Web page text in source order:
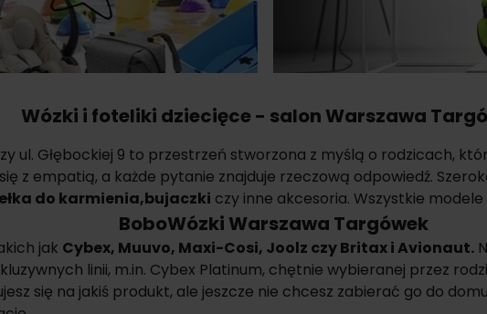
Wózki i foteliki dziecięce - salon Warszawa
ul. Głębockiej 9 to przestrzeń stworzona z myślą o rodzicach,
z empatią, a każde pytanie znajduje rzeczową odpowiedź.
do karmienia,bujaczki czy inne akcesoria. Wszystkie
BoboWózki Warszawa Targówek
jak Cybex, Muuvo, Maxi-Cosi, Joolz czy Britax i Avionaut.
linii, m.in. Cybex Platinum, chętnie wybieranej przez
się na jakiś produkt, ale jeszcze nie chcesz zabierać go do